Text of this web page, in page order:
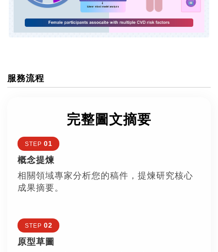
服務流程
完整圖文摘要
STEP 01
概念提煉
相關領域專家分析您的稿件，提煉研究核心
成果摘要。
STEP 02
原型草圖